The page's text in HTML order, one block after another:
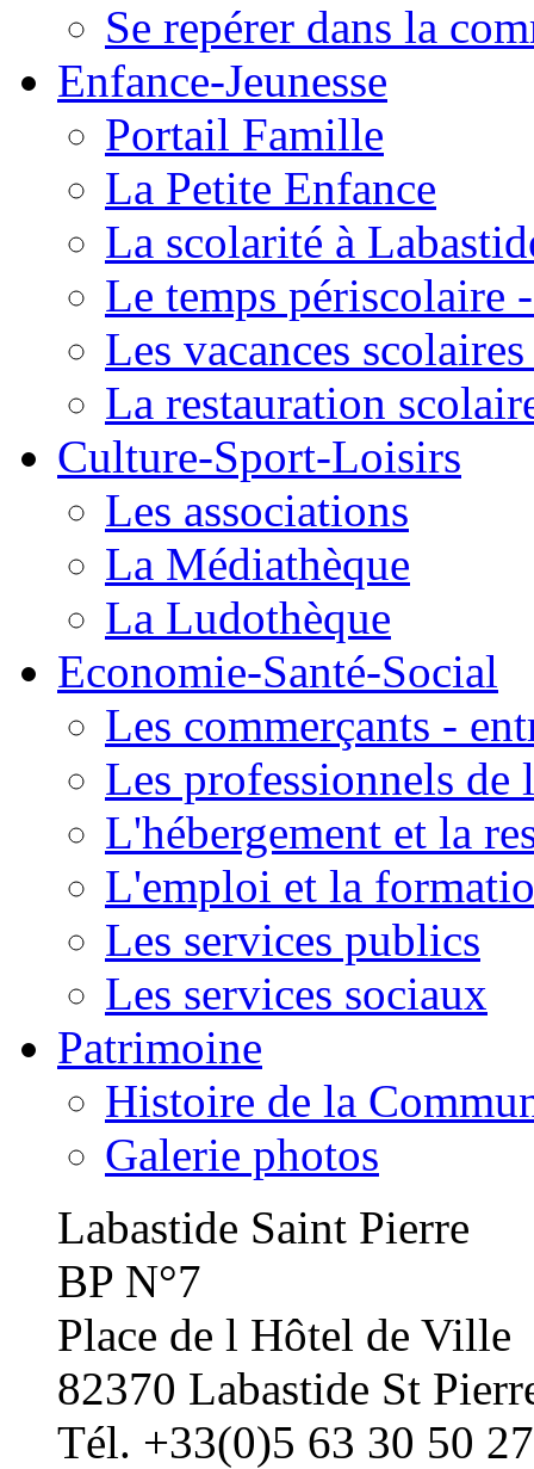
Se repérer dans la
Enfance-Jeunesse
Portail Famille
La Petite Enfance
La scolarité à
Le temps périscolaire
Les vacances
La restauration
Culture-Sport-Loisirs
Les associations
La Médiathèque
La Ludothèque
Economie-Santé-Social
Les commerçants -
Les professionnels de
L'hébergement et la
L'emploi et la
Les services publics
Les services sociaux
Patrimoine
Histoire de la
Galerie photos
Labastide Saint Pierre
BP N°7
Place de l Hôtel de Ville
82370 Labastide St
Tél. +33(0)5 63 30 50 27